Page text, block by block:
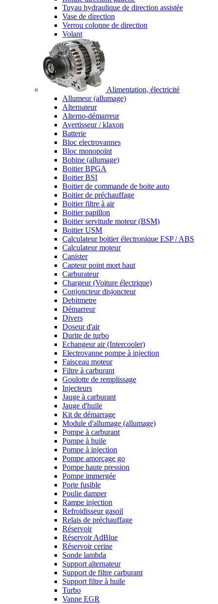
Tuyau hydraulique de direction assistée
Vase de direction
Verrou colonne de direction
Volant
Alimentation, électricité
Allumeur (allumage)
Alternateur
Alterno-démarreur
Avertisseur / klaxon
Batterie
Bloc electrovannes
Bloc monopoint
Bobine (allumage)
Boitier BPGA
Boitier BSI
Boitier de commande de boite auto
Boitier de préchauffage
Boitier filtre à air
Boitier papillon
Boitier servitude moteur (BSM)
Boitier USM
Calculateur boitier électronique ESP / ABS
Calculateur moteur
Canister
Capteur point mort haut
Carburateur
Chargeur (Voiture électrique)
Conjoncteur disjoncteur
Debitmetre
Démarreur
Divers
Doseur d'air
Durite de turbo
Echangeur air (Intercooler)
Electrovanne pompe à injection
Faisceau moteur
Filtre à carburant
Goulotte de remplissage
Injecteurs
Jauge à carburant
Jauge d'huile
Kit de démarrage
Module d'allumage (allumage)
Pompe à carburant
Pompe à huile
Pompe à injection
Pompe amorçage go
Pompe haute pression
Pompe immergée
Porte fusible
Poulie damper
Rampe injection
Refroidisseur gasoil
Relais de préchauffage
Réservoir
Réservoir AdBlue
Réservoir cerine
Sonde lambda
Support alternateur
Support de filtre carburant
Support filtre à huile
Turbo
Vanne EGR